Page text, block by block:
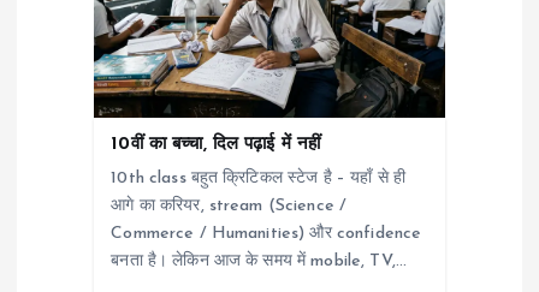
10वीं का बच्चा, दिल पढ़ाई में नहीं
10th class बहुत क्रिटिकल स्टेज है – यहाँ से ही
आगे का करियर, stream (Science /
Commerce / Humanities) और confidence
बनता है। लेकिन आज के समय में mobile, TV,…